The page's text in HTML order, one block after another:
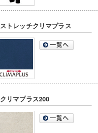
ストレッチクリマプラス
クリマプラス200